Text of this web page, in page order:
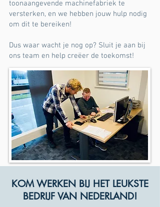
toonaangevende machinefabriek te
versterken, en we hebben jouw hulp nodig
om dit te bereiken!
Dus waar wacht je nog op? Sluit je aan bij
ons team en help creëer de toekomst!
KOM WERKEN BIJ HET LEUKSTE
BEDRIJF VAN NEDERLAND!